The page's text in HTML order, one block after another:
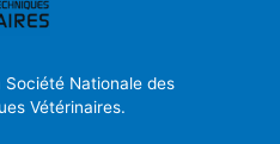
Nationale des
Vétérinaires.